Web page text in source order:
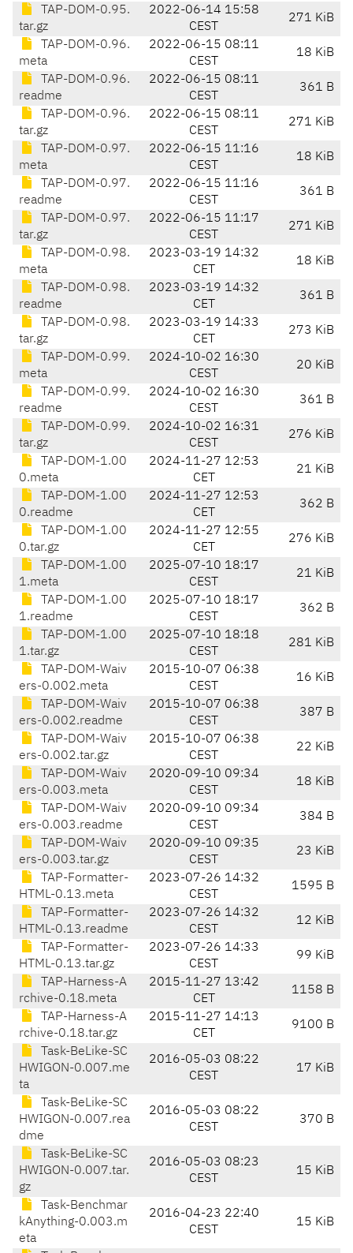
TAP-DOM-0.95.
tar.gz
2022-06-14 15:58
CEST
271 KiB
TAP-DOM-0.96.
meta
2022-06-15 08:11
CEST
18 KiB
TAP-DOM-0.96.
readme
2022-06-15 08:11
CEST
361 B
TAP-DOM-0.96.
tar.gz
2022-06-15 08:11
CEST
271 KiB
TAP-DOM-0.97.
meta
2022-06-15 11:16
CEST
18 KiB
TAP-DOM-0.97.
readme
2022-06-15 11:16
CEST
361 B
TAP-DOM-0.97.
tar.gz
2022-06-15 11:17
CEST
271 KiB
TAP-DOM-0.98.
meta
2023-03-19 14:32
CET
18 KiB
TAP-DOM-0.98.
readme
2023-03-19 14:32
CET
361 B
TAP-DOM-0.98.
tar.gz
2023-03-19 14:33
CET
273 KiB
TAP-DOM-0.99.
meta
2024-10-02 16:30
CEST
20 KiB
TAP-DOM-0.99.
readme
2024-10-02 16:30
CEST
361 B
TAP-DOM-0.99.
tar.gz
2024-10-02 16:31
CEST
276 KiB
TAP-DOM-1.00
0.meta
2024-11-27 12:53
CET
21 KiB
TAP-DOM-1.00
0.readme
2024-11-27 12:53
CET
362 B
TAP-DOM-1.00
0.tar.gz
2024-11-27 12:55
CET
276 KiB
TAP-DOM-1.00
1.meta
2025-07-10 18:17
CEST
21 KiB
TAP-DOM-1.00
1.readme
2025-07-10 18:17
CEST
362 B
TAP-DOM-1.00
1.tar.gz
2025-07-10 18:18
CEST
281 KiB
TAP-DOM-Waiv
ers-0.002.meta
2015-10-07 06:38
CEST
16 KiB
TAP-DOM-Waiv
ers-0.002.readme
2015-10-07 06:38
CEST
387 B
TAP-DOM-Waiv
ers-0.002.tar.gz
2015-10-07 06:38
CEST
22 KiB
TAP-DOM-Waiv
ers-0.003.meta
2020-09-10 09:34
CEST
18 KiB
TAP-DOM-Waiv
ers-0.003.readme
2020-09-10 09:34
CEST
384 B
TAP-DOM-Waiv
ers-0.003.tar.gz
2020-09-10 09:35
CEST
23 KiB
TAP-Formatter-
HTML-0.13.meta
2023-07-26 14:32
CEST
1595 B
TAP-Formatter-
HTML-0.13.readme
2023-07-26 14:32
CEST
12 KiB
TAP-Formatter-
HTML-0.13.tar.gz
2023-07-26 14:33
CEST
99 KiB
TAP-Harness-A
rchive-0.18.meta
2015-11-27 13:42
CET
1158 B
TAP-Harness-A
rchive-0.18.tar.gz
2015-11-27 14:13
CET
9100 B
Task-BeLike-SC
HWIGON-0.007.me
ta
2016-05-03 08:22
CEST
17 KiB
Task-BeLike-SC
HWIGON-0.007.rea
dme
2016-05-03 08:22
CEST
370 B
Task-BeLike-SC
HWIGON-0.007.tar.
gz
2016-05-03 08:23
CEST
15 KiB
Task-Benchmar
kAnything-0.003.m
eta
2016-04-23 22:40
CEST
15 KiB